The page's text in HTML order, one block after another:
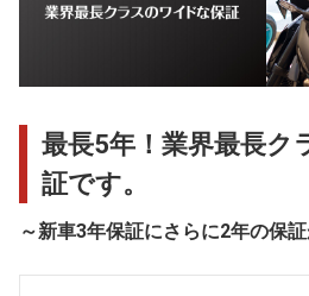
最長5年！業界最長ク
証です。
～新車3年保証にさらに2年の保